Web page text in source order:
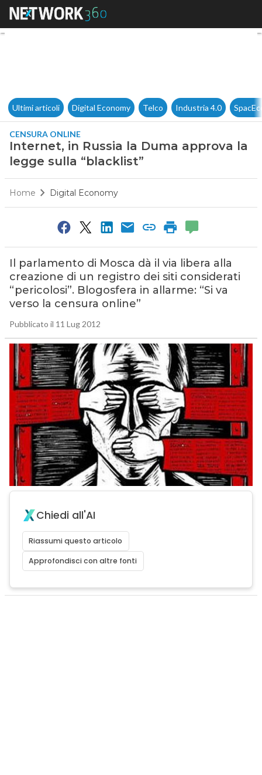
Internet, in Russia la Duma
Ultimi articoli Digital Economy Telco Industria 4.0
CENSURA ONLINE
Internet, in Russia la Duma approva la
legge sulla “blacklist”
Home Digital Economy
Il parlamento di Mosca dà il via libera alla
creazione di un registro dei siti considerati
“pericolosi”. Blogosfera in allarme: “Si va
verso la censura online”
Pubblicato il 11 Lug 2012
Chiedi all'AI
Riassumi questo articolo
Approfondisci con altre fonti